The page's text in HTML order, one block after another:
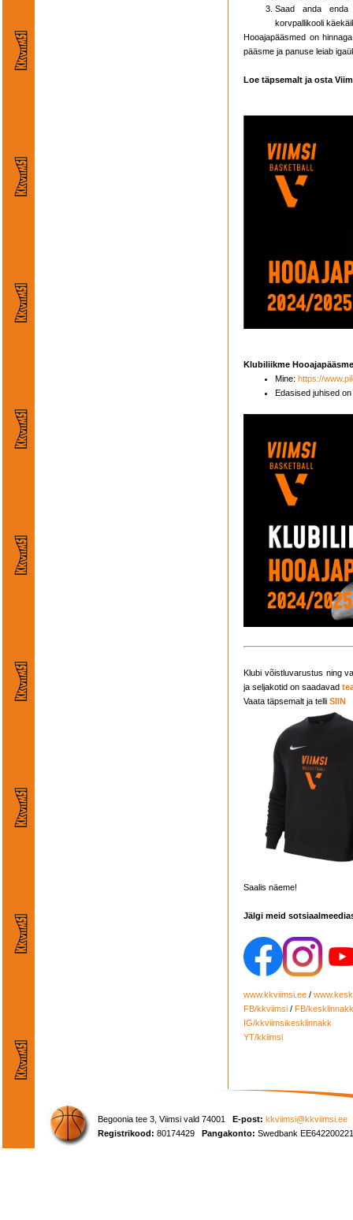
Saad anda enda
korvpallikooli
Hooajapääsmed on
pääsme ja panuse leiab
Loe täpsemalt ja osta
Klubiliikme
Mine: https://
Edasised juhised
Klubi võistluvarustus ning
ja seljakotid on saadavad
Vaata täpsemalt ja telli SIIN
Saalis näeme!
Jälgi meid
www.kkviimsi.ee /
FB/kkviimsi / FB/kesklinnakk
IG/kkviimsikesklinnakk
YT/kkiimsi
Begoonia tee 3, Viimsi vald 74001 E-post: kkviimsi@kkviimsi.ee
Registrikood: 80174429 Pangakonto: Swedbank